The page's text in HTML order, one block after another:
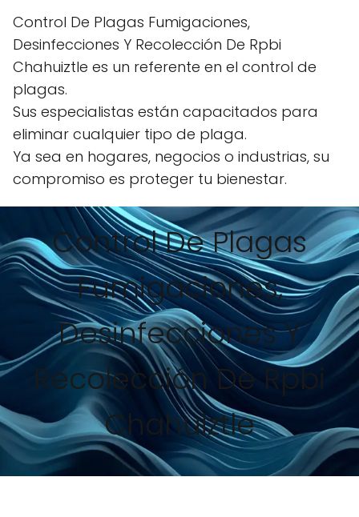
Control De Plagas Fumigaciones,
Desinfecciones Y Recolección De Rpbi
Chahuiztle es un referente en el control de
plagas.
Sus especialistas están capacitados para
eliminar cualquier tipo de plaga.
Ya sea en hogares, negocios o industrias, su
compromiso es proteger tu bienestar.
Control De Plagas
Fumigaciones,
Desinfecciones Y
Recolección De Rpbi
Chahuiztle